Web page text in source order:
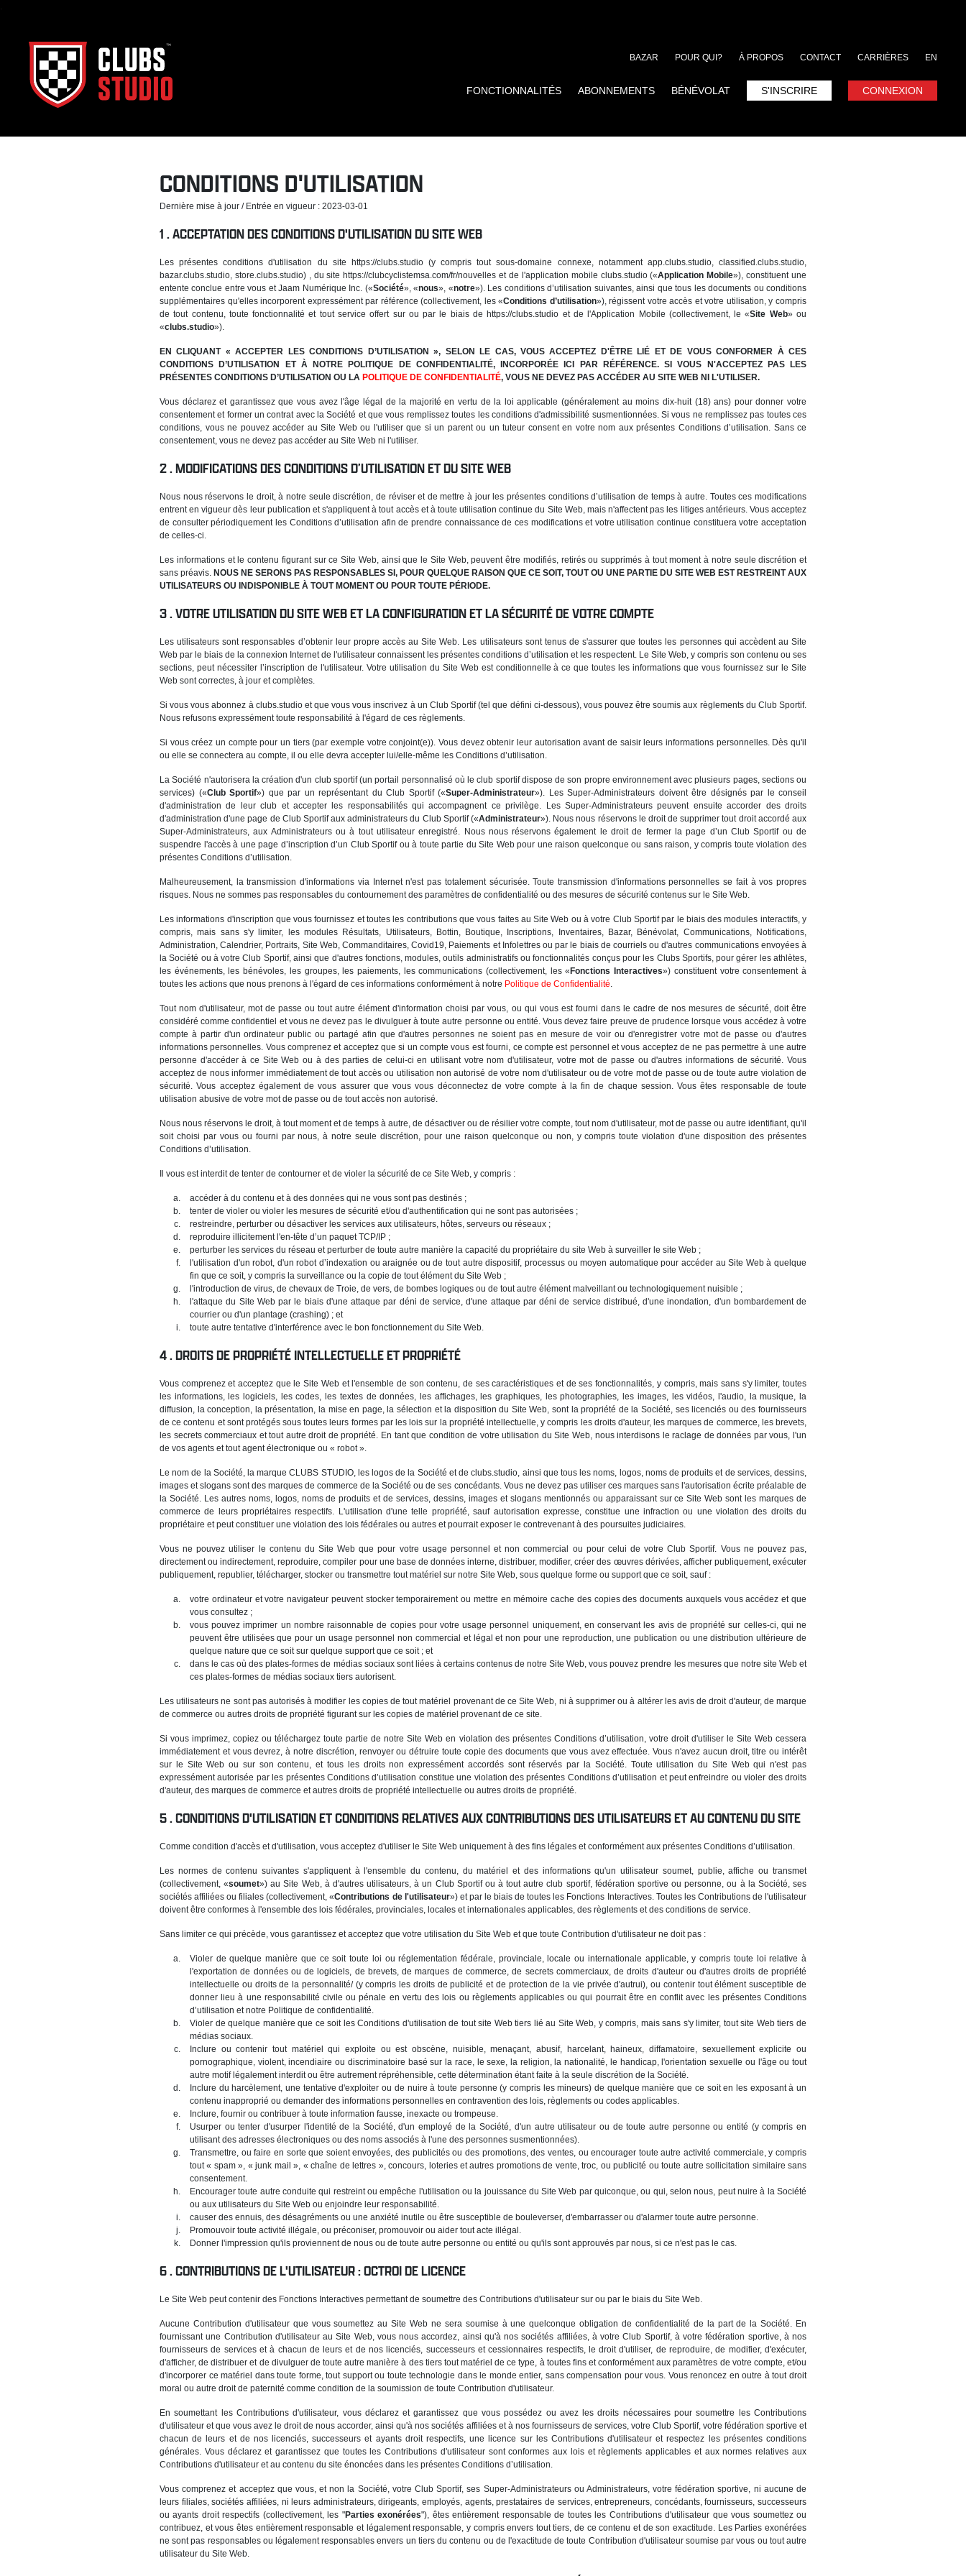
.
BAZAR POUR QUI? À PROPOS CONTACT CARRIÈRES EN
FONCTIONNALITÉS ABONNEMENTS BÉNÉVOLAT S'INSCRIRE CONNEXION
CONDITIONS D'UTILISATION
Dernière mise à jour / Entrée en vigueur : 2023-03-01
ACCEPTATION DES CONDITIONS D'UTILISATION DU SITE WEB
Les présentes conditions d'utilisation du site https://clubs.studio (y compris tout sous-domaine connexe, notamment app.clubs.studio, classified.clubs.studio,
bazar.clubs.studio, store.clubs.studio) , du site https://clubcyclistemsa.com/fr/nouvelles et de l'application mobile clubs.studio («Application Mobile»), constituent une
entente conclue entre vous et Jaam Numérique Inc. («Société», «nous», «notre»). Les conditions d’utilisation suivantes, ainsi que tous les documents ou conditions
supplémentaires qu'elles incorporent expressément par référence (collectivement, les «Conditions d’utilisation»), régissent votre accès et votre utilisation, y compris
de tout contenu, toute fonctionnalité et tout service offert sur ou par le biais de https://clubs.studio et de l'Application Mobile (collectivement, le «Site Web» ou
«clubs.studio»).
EN CLIQUANT « ACCEPTER LES CONDITIONS D’UTILISATION », SELON LE CAS, VOUS ACCEPTEZ D'ÊTRE LIÉ ET DE VOUS CONFORMER À CES
CONDITIONS D’UTILISATION ET À NOTRE POLITIQUE DE CONFIDENTIALITÉ, INCORPORÉE ICI PAR RÉFÉRENCE. SI VOUS N'ACCEPTEZ PAS LES
PRÉSENTES CONDITIONS D’UTILISATION OU LA POLITIQUE DE CONFIDENTIALITÉ, VOUS NE DEVEZ PAS ACCÉDER AU SITE WEB NI L'UTILISER.
Vous déclarez et garantissez que vous avez l'âge légal de la majorité en vertu de la loi applicable (généralement au moins dix-huit (18) ans) pour donner votre
consentement et former un contrat avec la Société et que vous remplissez toutes les conditions d'admissibilité susmentionnées. Si vous ne remplissez pas toutes ces
conditions, vous ne pouvez accéder au Site Web ou l'utiliser que si un parent ou un tuteur consent en votre nom aux présentes Conditions d’utilisation. Sans ce
consentement, vous ne devez pas accéder au Site Web ni l'utiliser.
MODIFICATIONS DES CONDITIONS D’UTILISATION ET DU SITE WEB
Nous nous réservons le droit, à notre seule discrétion, de réviser et de mettre à jour les présentes conditions d’utilisation de temps à autre. Toutes ces modifications
entrent en vigueur dès leur publication et s'appliquent à tout accès et à toute utilisation continue du Site Web, mais n'affectent pas les litiges antérieurs. Vous acceptez
de consulter périodiquement les Conditions d’utilisation afin de prendre connaissance de ces modifications et votre utilisation continue constituera votre acceptation
de celles-ci.
Les informations et le contenu figurant sur ce Site Web, ainsi que le Site Web, peuvent être modifiés, retirés ou supprimés à tout moment à notre seule discrétion et
sans préavis. NOUS NE SERONS PAS RESPONSABLES SI, POUR QUELQUE RAISON QUE CE SOIT, TOUT OU UNE PARTIE DU SITE WEB EST RESTREINT AUX
UTILISATEURS OU INDISPONIBLE À TOUT MOMENT OU POUR TOUTE PÉRIODE.
VOTRE UTILISATION DU SITE WEB ET LA CONFIGURATION ET LA SÉCURITÉ DE VOTRE COMPTE
Les utilisateurs sont responsables d’obtenir leur propre accès au Site Web. Les utilisateurs sont tenus de s'assurer que toutes les personnes qui accèdent au Site
Web par le biais de la connexion Internet de l'utilisateur connaissent les présentes conditions d’utilisation et les respectent. Le Site Web, y compris son contenu ou ses
sections, peut nécessiter l’inscription de l'utilisateur. Votre utilisation du Site Web est conditionnelle à ce que toutes les informations que vous fournissez sur le Site
Web sont correctes, à jour et complètes.
Si vous vous abonnez à clubs.studio et que vous vous inscrivez à un Club Sportif (tel que défini ci-dessous), vous pouvez être soumis aux règlements du Club Sportif.
Nous refusons expressément toute responsabilité à l'égard de ces règlements.
Si vous créez un compte pour un tiers (par exemple votre conjoint(e)). Vous devez obtenir leur autorisation avant de saisir leurs informations personnelles. Dès qu'il
ou elle se connectera au compte, il ou elle devra accepter lui/elle-même les Conditions d’utilisation.
La Société n'autorisera la création d'un club sportif (un portail personnalisé où le club sportif dispose de son propre environnement avec plusieurs pages, sections ou
services) («Club Sportif») que par un représentant du Club Sportif («Super-Administrateur»). Les Super-Administrateurs doivent être désignés par le conseil
d'administration de leur club et accepter les responsabilités qui accompagnent ce privilège. Les Super-Administrateurs peuvent ensuite accorder des droits
d'administration d'une page de Club Sportif aux administrateurs du Club Sportif («Administrateur»). Nous nous réservons le droit de supprimer tout droit accordé aux
Super-Administrateurs, aux Administrateurs ou à tout utilisateur enregistré. Nous nous réservons également le droit de fermer la page d’un Club Sportif ou de
suspendre l'accès à une page d’inscription d’un Club Sportif ou à toute partie du Site Web pour une raison quelconque ou sans raison, y compris toute violation des
présentes Conditions d’utilisation.
Malheureusement, la transmission d'informations via Internet n'est pas totalement sécurisée. Toute transmission d'informations personnelles se fait à vos propres
risques. Nous ne sommes pas responsables du contournement des paramètres de confidentialité ou des mesures de sécurité contenus sur le Site Web.
Les informations d'inscription que vous fournissez et toutes les contributions que vous faites au Site Web ou à votre Club Sportif par le biais des modules interactifs, y
compris, mais sans s'y limiter, les modules Résultats, Utilisateurs, Bottin, Boutique, Inscriptions, Inventaires, Bazar, Bénévolat, Communications, Notifications,
Administration, Calendrier, Portraits, Site Web, Commanditaires, Covid19, Paiements et Infolettres ou par le biais de courriels ou d'autres communications envoyées à
la Société ou à votre Club Sportif, ainsi que d'autres fonctions, modules, outils administratifs ou fonctionnalités conçus pour les Clubs Sportifs, pour gérer les athlètes,
les événements, les bénévoles, les groupes, les paiements, les communications (collectivement, les «Fonctions Interactives») constituent votre consentement à
toutes les actions que nous prenons à l'égard de ces informations conformément à notre Politique de Confidentialité.
Tout nom d'utilisateur, mot de passe ou tout autre élément d'information choisi par vous, ou qui vous est fourni dans le cadre de nos mesures de sécurité, doit être
considéré comme confidentiel et vous ne devez pas le divulguer à toute autre personne ou entité. Vous devez faire preuve de prudence lorsque vous accédez à votre
compte à partir d'un ordinateur public ou partagé afin que d'autres personnes ne soient pas en mesure de voir ou d'enregistrer votre mot de passe ou d'autres
informations personnelles. Vous comprenez et acceptez que si un compte vous est fourni, ce compte est personnel et vous acceptez de ne pas permettre à une autre
personne d'accéder à ce Site Web ou à des parties de celui-ci en utilisant votre nom d'utilisateur, votre mot de passe ou d'autres informations de sécurité. Vous
acceptez de nous informer immédiatement de tout accès ou utilisation non autorisé de votre nom d'utilisateur ou de votre mot de passe ou de toute autre violation de
sécurité. Vous acceptez également de vous assurer que vous vous déconnectez de votre compte à la fin de chaque session. Vous êtes responsable de toute
utilisation abusive de votre mot de passe ou de tout accès non autorisé.
Nous nous réservons le droit, à tout moment et de temps à autre, de désactiver ou de résilier votre compte, tout nom d'utilisateur, mot de passe ou autre identifiant, qu'il
soit choisi par vous ou fourni par nous, à notre seule discrétion, pour une raison quelconque ou non, y compris toute violation d'une disposition des présentes
Conditions d’utilisation.
Il vous est interdit de tenter de contourner et de violer la sécurité de ce Site Web, y compris :
accéder à du contenu et à des données qui ne vous sont pas destinés ;
tenter de violer ou violer les mesures de sécurité et/ou d'authentification qui ne sont pas autorisées ;
restreindre, perturber ou désactiver les services aux utilisateurs, hôtes, serveurs ou réseaux ;
reproduire illicitement l'en-tête d’un paquet TCP/IP ;
perturber les services du réseau et perturber de toute autre manière la capacité du propriétaire du site Web à surveiller le site Web ;
l'utilisation d'un robot, d'un robot d’indexation ou araignée ou de tout autre dispositif, processus ou moyen automatique pour accéder au Site Web à quelque
fin que ce soit, y compris la surveillance ou la copie de tout élément du Site Web ;
l'introduction de virus, de chevaux de Troie, de vers, de bombes logiques ou de tout autre élément malveillant ou technologiquement nuisible ;
l'attaque du Site Web par le biais d'une attaque par déni de service, d'une attaque par déni de service distribué, d'une inondation, d'un bombardement de
courrier ou d'un plantage (crashing) ; et
toute autre tentative d'interférence avec le bon fonctionnement du Site Web.
DROITS DE PROPRIÉTÉ INTELLECTUELLE ET PROPRIÉTÉ
Vous comprenez et acceptez que le Site Web et l'ensemble de son contenu, de ses caractéristiques et de ses fonctionnalités, y compris, mais sans s'y limiter, toutes
les informations, les logiciels, les codes, les textes de données, les affichages, les graphiques, les photographies, les images, les vidéos, l'audio, la musique, la
diffusion, la conception, la présentation, la mise en page, la sélection et la disposition du Site Web, sont la propriété de la Société, ses licenciés ou des fournisseurs
de ce contenu et sont protégés sous toutes leurs formes par les lois sur la propriété intellectuelle, y compris les droits d'auteur, les marques de commerce, les brevets,
les secrets commerciaux et tout autre droit de propriété. En tant que condition de votre utilisation du Site Web, nous interdisons le raclage de données par vous, l'un
de vos agents et tout agent électronique ou « robot ».
Le nom de la Société, la marque CLUBS STUDIO, les logos de la Société et de clubs.studio, ainsi que tous les noms, logos, noms de produits et de services, dessins,
images et slogans sont des marques de commerce de la Société ou de ses concédants. Vous ne devez pas utiliser ces marques sans l'autorisation écrite préalable de
la Société. Les autres noms, logos, noms de produits et de services, dessins, images et slogans mentionnés ou apparaissant sur ce Site Web sont les marques de
commerce de leurs propriétaires respectifs. L'utilisation d'une telle propriété, sauf autorisation expresse, constitue une infraction ou une violation des droits du
propriétaire et peut constituer une violation des lois fédérales ou autres et pourrait exposer le contrevenant à des poursuites judiciaires.
Vous ne pouvez utiliser le contenu du Site Web que pour votre usage personnel et non commercial ou pour celui de votre Club Sportif. Vous ne pouvez pas,
directement ou indirectement, reproduire, compiler pour une base de données interne, distribuer, modifier, créer des œuvres dérivées, afficher publiquement, exécuter
publiquement, republier, télécharger, stocker ou transmettre tout matériel sur notre Site Web, sous quelque forme ou support que ce soit, sauf :
votre ordinateur et votre navigateur peuvent stocker temporairement ou mettre en mémoire cache des copies des documents auxquels vous accédez et que
vous consultez ;
vous pouvez imprimer un nombre raisonnable de copies pour votre usage personnel uniquement, en conservant les avis de propriété sur celles-ci, qui ne
peuvent être utilisées que pour un usage personnel non commercial et légal et non pour une reproduction, une publication ou une distribution ultérieure de
quelque nature que ce soit sur quelque support que ce soit ; et
dans le cas où des plates-formes de médias sociaux sont liées à certains contenus de notre Site Web, vous pouvez prendre les mesures que notre site Web et
ces plates-formes de médias sociaux tiers autorisent.
Les utilisateurs ne sont pas autorisés à modifier les copies de tout matériel provenant de ce Site Web, ni à supprimer ou à altérer les avis de droit d'auteur, de marque
de commerce ou autres droits de propriété figurant sur les copies de matériel provenant de ce site.
Si vous imprimez, copiez ou téléchargez toute partie de notre Site Web en violation des présentes Conditions d’utilisation, votre droit d'utiliser le Site Web cessera
immédiatement et vous devrez, à notre discrétion, renvoyer ou détruire toute copie des documents que vous avez effectuée. Vous n'avez aucun droit, titre ou intérêt
sur le Site Web ou sur son contenu, et tous les droits non expressément accordés sont réservés par la Société. Toute utilisation du Site Web qui n'est pas
expressément autorisée par les présentes Conditions d’utilisation constitue une violation des présentes Conditions d’utilisation et peut enfreindre ou violer des droits
d'auteur, des marques de commerce et autres droits de propriété intellectuelle ou autres droits de propriété.
CONDITIONS D'UTILISATION ET CONDITIONS RELATIVES AUX CONTRIBUTIONS DES UTILISATEURS ET AU CONTENU DU SITE
Comme condition d'accès et d'utilisation, vous acceptez d'utiliser le Site Web uniquement à des fins légales et conformément aux présentes Conditions d’utilisation.
Les normes de contenu suivantes s'appliquent à l'ensemble du contenu, du matériel et des informations qu'un utilisateur soumet, publie, affiche ou transmet
(collectivement, «soumet») au Site Web, à d'autres utilisateurs, à un Club Sportif ou à tout autre club sportif, fédération sportive ou personne, ou à la Société, ses
sociétés affiliées ou filiales (collectivement, «Contributions de l'utilisateur») et par le biais de toutes les Fonctions Interactives. Toutes les Contributions de l'utilisateur
doivent être conformes à l'ensemble des lois fédérales, provinciales, locales et internationales applicables, des règlements et des conditions de service.
Sans limiter ce qui précède, vous garantissez et acceptez que votre utilisation du Site Web et que toute Contribution d'utilisateur ne doit pas :
Violer de quelque manière que ce soit toute loi ou réglementation fédérale, provinciale, locale ou internationale applicable, y compris toute loi relative à
l'exportation de données ou de logiciels, de brevets, de marques de commerce, de secrets commerciaux, de droits d'auteur ou d'autres droits de propriété
intellectuelle ou droits de la personnalité/ (y compris les droits de publicité et de protection de la vie privée d'autrui), ou contenir tout élément susceptible de
donner lieu à une responsabilité civile ou pénale en vertu des lois ou règlements applicables ou qui pourrait être en conflit avec les présentes Conditions
d’utilisation et notre Politique de confidentialité.
Violer de quelque manière que ce soit les Conditions d'utilisation de tout site Web tiers lié au Site Web, y compris, mais sans s'y limiter, tout site Web tiers de
médias sociaux.
Inclure ou contenir tout matériel qui exploite ou est obscène, nuisible, menaçant, abusif, harcelant, haineux, diffamatoire, sexuellement explicite ou
pornographique, violent, incendiaire ou discriminatoire basé sur la race, le sexe, la religion, la nationalité, le handicap, l'orientation sexuelle ou l'âge ou tout
autre motif légalement interdit ou être autrement répréhensible, cette détermination étant faite à la seule discrétion de la Société.
Inclure du harcèlement, une tentative d'exploiter ou de nuire à toute personne (y compris les mineurs) de quelque manière que ce soit en les exposant à un
contenu inapproprié ou demander des informations personnelles en contravention des lois, règlements ou codes applicables.
Inclure, fournir ou contribuer à toute information fausse, inexacte ou trompeuse.
Usurper ou tenter d'usurper l'identité de la Société, d'un employé de la Société, d'un autre utilisateur ou de toute autre personne ou entité (y compris en
utilisant des adresses électroniques ou des noms associés à l'une des personnes susmentionnées).
Transmettre, ou faire en sorte que soient envoyées, des publicités ou des promotions, des ventes, ou encourager toute autre activité commerciale, y compris
tout « spam », « junk mail », « chaîne de lettres », concours, loteries et autres promotions de vente, troc, ou publicité ou toute autre sollicitation similaire sans
consentement.
Encourager toute autre conduite qui restreint ou empêche l'utilisation ou la jouissance du Site Web par quiconque, ou qui, selon nous, peut nuire à la Société
ou aux utilisateurs du Site Web ou enjoindre leur responsabilité.
causer des ennuis, des désagréments ou une anxiété inutile ou être susceptible de bouleverser, d'embarrasser ou d'alarmer toute autre personne.
Promouvoir toute activité illégale, ou préconiser, promouvoir ou aider tout acte illégal.
Donner l'impression qu'ils proviennent de nous ou de toute autre personne ou entité ou qu'ils sont approuvés par nous, si ce n'est pas le cas.
CONTRIBUTIONS DE L'UTILISATEUR : OCTROI DE LICENCE
Le Site Web peut contenir des Fonctions Interactives permettant de soumettre des Contributions d'utilisateur sur ou par le biais du Site Web.
Aucune Contribution d'utilisateur que vous soumettez au Site Web ne sera soumise à une quelconque obligation de confidentialité de la part de la Société. En
fournissant une Contribution d'utilisateur au Site Web, vous nous accordez, ainsi qu'à nos sociétés affiliées, à votre Club Sportif, à votre fédération sportive, à nos
fournisseurs de services et à chacun de leurs et de nos licenciés, successeurs et cessionnaires respectifs, le droit d'utiliser, de reproduire, de modifier, d'exécuter,
d'afficher, de distribuer et de divulguer de toute autre manière à des tiers tout matériel de ce type, à toutes fins et conformément aux paramètres de votre compte, et/ou
d'incorporer ce matériel dans toute forme, tout support ou toute technologie dans le monde entier, sans compensation pour vous. Vous renoncez en outre à tout droit
moral ou autre droit de paternité comme condition de la soumission de toute Contribution d'utilisateur.
En soumettant les Contributions d'utilisateur, vous déclarez et garantissez que vous possédez ou avez les droits nécessaires pour soumettre les Contributions
d'utilisateur et que vous avez le droit de nous accorder, ainsi qu'à nos sociétés affiliées et à nos fournisseurs de services, votre Club Sportif, votre fédération sportive et
chacun de leurs et de nos licenciés, successeurs et ayants droit respectifs, une licence sur les Contributions d'utilisateur et respectez les présentes conditions
générales. Vous déclarez et garantissez que toutes les Contributions d'utilisateur sont conformes aux lois et règlements applicables et aux normes relatives aux
Contributions d'utilisateur et au contenu du site énoncées dans les présentes Conditions d’utilisation.
Vous comprenez et acceptez que vous, et non la Société, votre Club Sportif, ses Super-Administrateurs ou Administrateurs, votre fédération sportive, ni aucune de
leurs filiales, sociétés affiliées, ni leurs administrateurs, dirigeants, employés, agents, prestataires de services, entrepreneurs, concédants, fournisseurs, successeurs
ou ayants droit respectifs (collectivement, les "Parties exonérées"), êtes entièrement responsable de toutes les Contributions d'utilisateur que vous soumettez ou
contribuez, et vous êtes entièrement responsable et légalement responsable, y compris envers tout tiers, de ce contenu et de son exactitude. Les Parties exonérées
ne sont pas responsables ou légalement responsables envers un tiers du contenu ou de l'exactitude de toute Contribution d'utilisateur soumise par vous ou tout autre
utilisateur du Site Web.